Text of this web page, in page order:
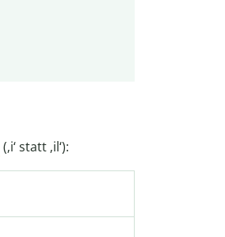
(‚i‘ statt ‚il‘):